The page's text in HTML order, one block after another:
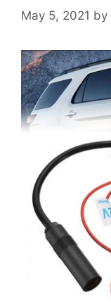
May 5, 2021 by